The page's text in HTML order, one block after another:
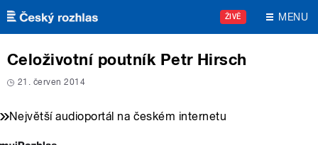
Přejít k hlavnímu obsahu
ŽIVĚ MENU
Celoživotní poutník Petr Hirsch
21. červen 2014
Největší audioportál na českém internetu